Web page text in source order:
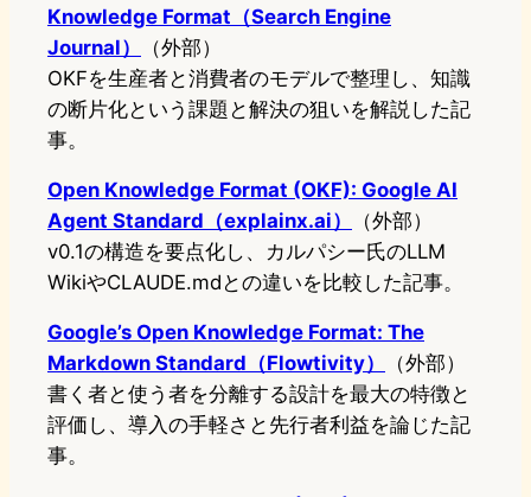
Knowledge Format（Search Engine
Journal）
（外部）
OKFを生産者と消費者のモデルで整理し、知識
の断片化という課題と解決の狙いを解説した記
事。
Open Knowledge Format (OKF): Google AI
Agent Standard（explainx.ai）
（外部）
v0.1の構造を要点化し、カルパシー氏のLLM
WikiやCLAUDE.mdとの違いを比較した記事。
Google’s Open Knowledge Format: The
Markdown Standard（Flowtivity）
（外部）
書く者と使う者を分離する設計を最大の特徴と
評価し、導入の手軽さと先行者利益を論じた記
事。